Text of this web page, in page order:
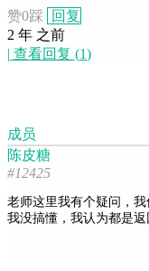
赞0踩
回复
2 年 之前
| 查看回复 (1)
成员
陈皮糖
#12425
老师这里我有个疑问，
我没搞懂，我认为都是返